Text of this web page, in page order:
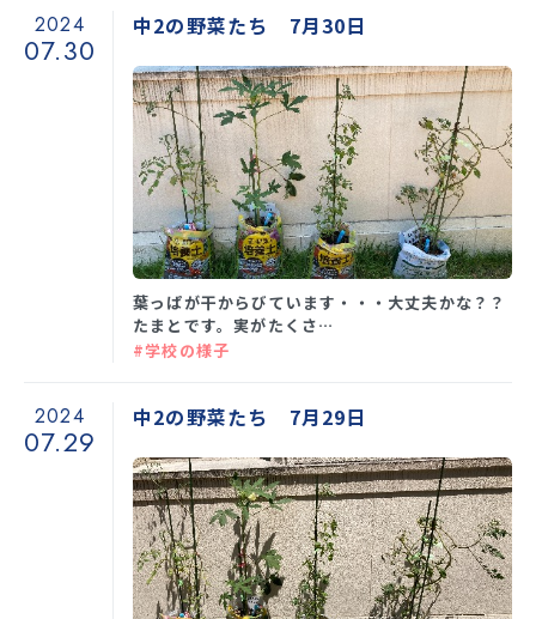
お知らせ
スクールライフ
交通アクセス お問い合わせ
利用規約・免責事項 個人情報保護方針
SNS運用ポリシー
採用情報
@kobe_kaisei
2024
07.30
中2の野菜たち 7月30日
葉っぱが干からびています・・・大丈夫かな？？
たまとです。実がたくさ…
#学校の様子
2024
07.29
中2の野菜たち 7月29日